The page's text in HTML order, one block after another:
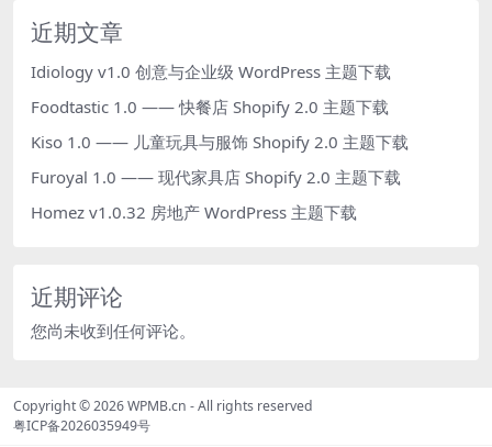
近期文章
Idiology v1.0 创意与企业级 WordPress 主题下载
Foodtastic 1.0 —— 快餐店 Shopify 2.0 主题下载
Kiso 1.0 —— 儿童玩具与服饰 Shopify 2.0 主题下载
Furoyal 1.0 —— 现代家具店 Shopify 2.0 主题下载
Homez v1.0.32 房地产 WordPress 主题下载
近期评论
您尚未收到任何评论。
Copyright © 2026WPMB.cn - All rights reserved
粤ICP备2026035949号